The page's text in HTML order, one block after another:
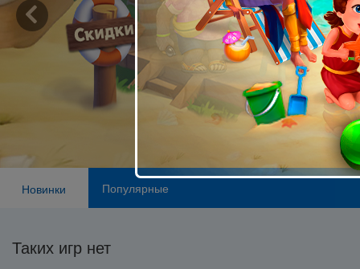
Новинки Популярные
Таких игр нет